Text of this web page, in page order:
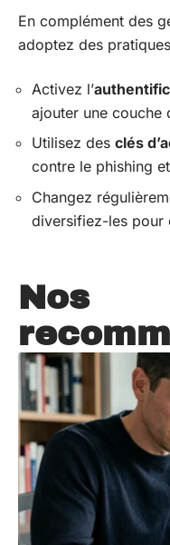
En complément des
adoptez des
Activez l’
ajouter une couche
Utilisez des clés
contre le phishing
Changez
diversifiez-les pour
Nos